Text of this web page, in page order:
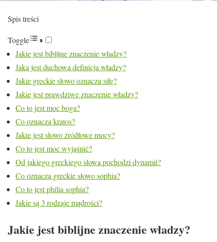
Spis treści
Toggle
Jakie jest biblijne znaczenie władzy?
Jaka jest duchowa definicja władzy?
Jakie greckie słowo oznacza siłę?
Jakie jest prawdziwe znaczenie władzy?
Co to jest moc boga?
Co oznacza kratos?
Jakie jest słowo źródłowe mocy?
Co to jest moc wyjaśnić?
Od jakiego greckiego słowa pochodzi dynamit?
Co oznacza greckie słowo sophia?
Co to jest philia sophia?
Jakie są 3 rodzaje mądrości?
Jakie jest biblijne znaczenie władzy?